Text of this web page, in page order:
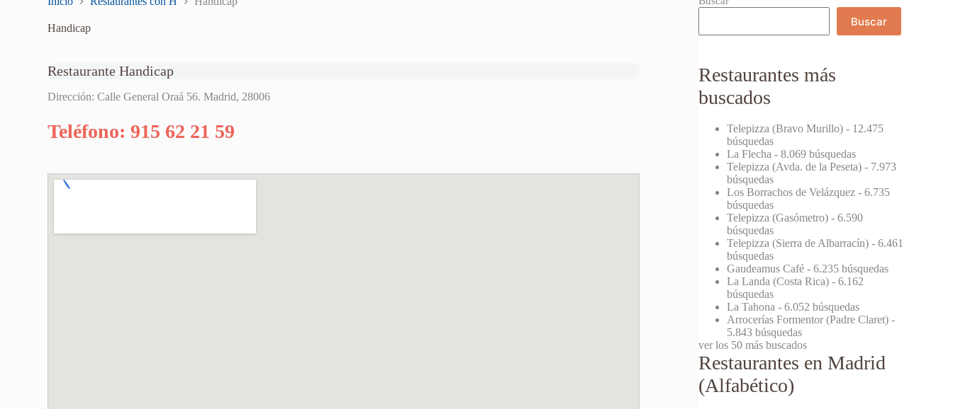
Handicap
Restaurante Handicap
Dirección: Calle General Oraá 56. Madrid, 28006
Teléfono: 915 62 21 59
Buscar
Restaurantes más
buscados
Telepizza (Bravo Murillo) - 12.475
búsquedas
La Flecha - 8.069 búsquedas
Telepizza (Avda. de la Peseta) - 7.973
búsquedas
Los Borrachos de Velázquez - 6.735
búsquedas
Telepizza (Gasómetro) - 6.590
búsquedas
Telepizza (Sierra de Albarracín) - 6.461
búsquedas
Gaudeamus Café - 6.235 búsquedas
La Landa (Costa Rica) - 6.162
búsquedas
La Tahona - 6.052 búsquedas
Arrocerías Formentor (Padre Claret) -
5.843 búsquedas
ver los 50 más buscados
Restaurantes en Madrid
(Alfabético)